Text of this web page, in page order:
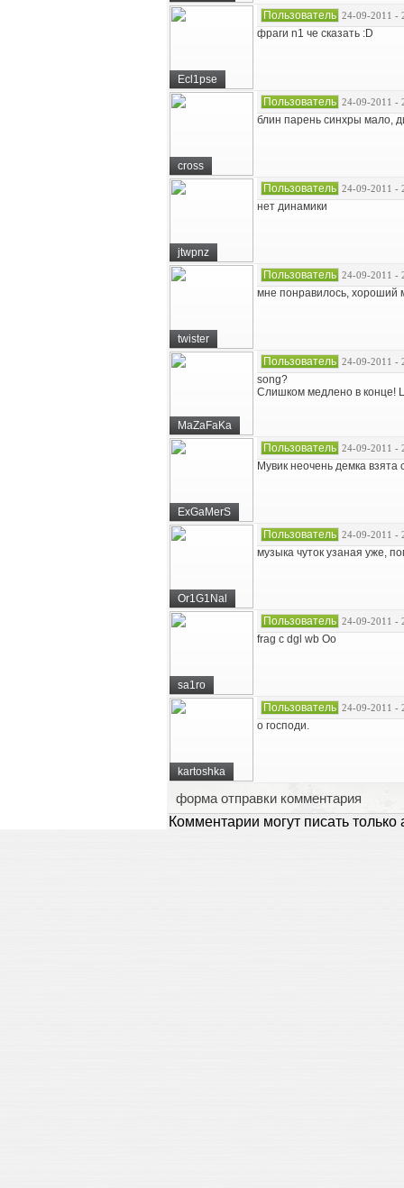
Ecl1pse
Пользователь 24-09-2011 -
фраги n1 че сказать :D
cross
Пользователь 24-09-2011 -
блин парень синхры мало,
jtwpnz
Пользователь 24-09-2011 -
нет динамики
twister
Пользователь 24-09-2011 -
мне понравилось, хороший
MaZaFaKa
Пользователь 24-09-2011 -
song?
Слишком медлено в конце!
ExGaMerS
Пользователь 24-09-2011 -
Мувик неочень демка взята
Or1G1Nal
Пользователь 24-09-2011 -
музыка чуток узаная уже,
sa1ro
Пользователь 24-09-2011 -
frag c dgl wb Oo
kartoshka
Пользователь 24-09-2011 -
о господи.
форма отправки комментария
Комментарии могут писать